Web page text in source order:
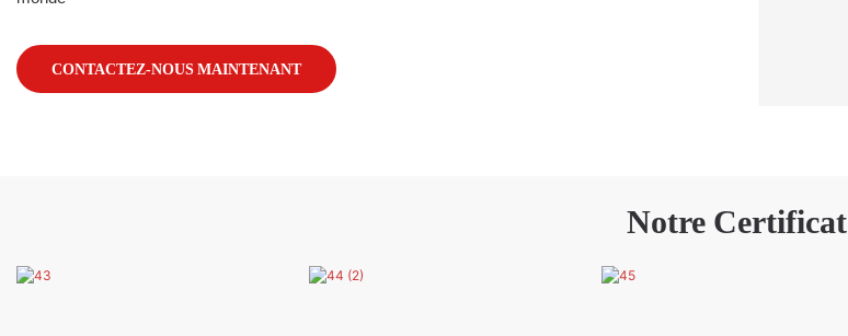
CONTACTEZ-NOUS MAINTENANT
Notre Certificat